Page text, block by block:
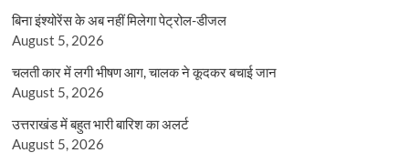
बिना इंश्योरेंस के अब नहीं मिलेगा पेट्रोल-डीजल
August 5, 2026
चलती कार में लगी भीषण आग, चालक ने कूदकर बचाई जान
August 5, 2026
उत्तराखंड में बहुत भारी बारिश का अलर्ट
August 5, 2026